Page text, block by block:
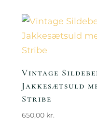
Vintage
Jakkesætsuld
Stribe
650,00 kr.